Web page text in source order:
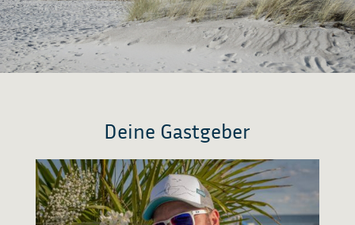
Deine Gastgeber